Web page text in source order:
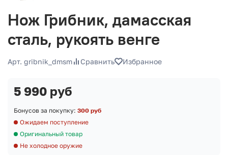
Нож Грибник, дамасская
сталь, рукоять венге
Арт. gribnik_dmsm Сравнить Избранное
5 990 руб
Бонусов за покупку: 300 руб
Ожидаем поступление
Оригинальный товар
Не холодное оружие